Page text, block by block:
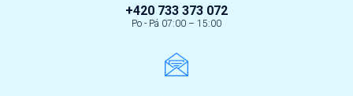
+420 733 373 072
Po - Pá 07:00 – 15:00